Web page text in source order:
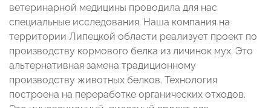
ветеринарной медицины проводила для нас
специальные исследования. Наша компания на
территории Липецкой области реализует проект по
производству кормового белка из личинок мух. Это
альтернативная замена традиционному
производству животных белков. Технология
построена на переработке органических отходов.